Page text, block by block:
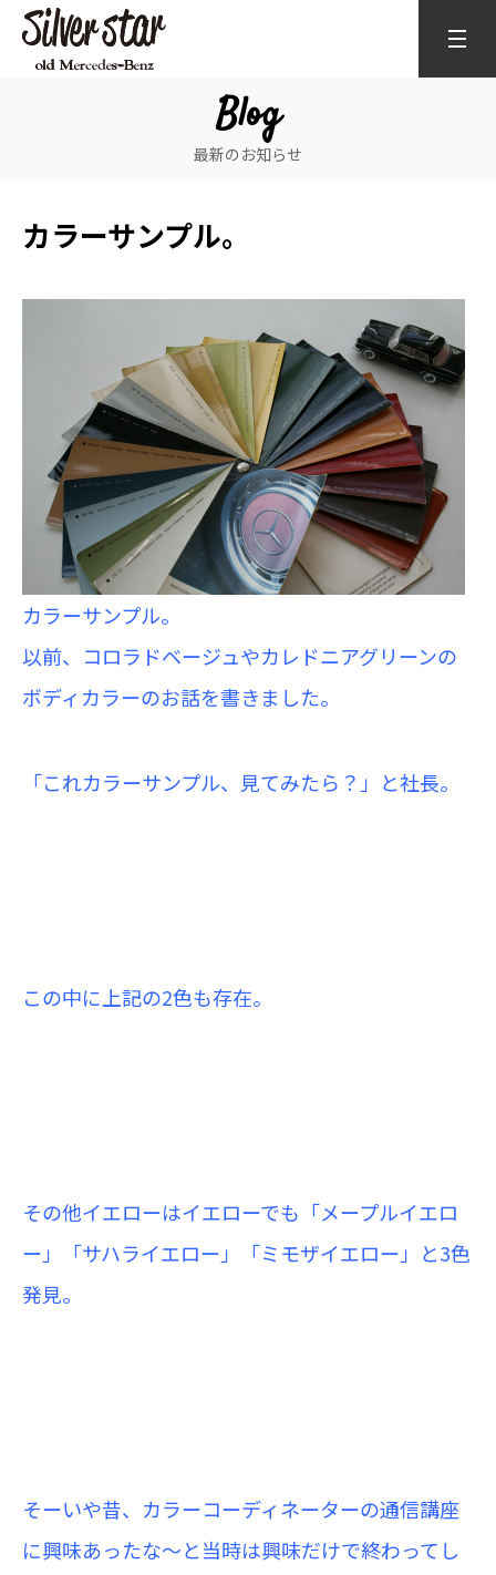
Blog
最新のお知らせ
カラーサンプル。
カラーサンプル。
以前、コロラドベージュやカレドニアグリーンの
ボディカラーのお話を書きました。
「これカラーサンプル、見てみたら？」と社長。
この中に上記の2色も存在。
その他イエローはイエローでも「メープルイエロ
ー」「サハライエロー」「ミモザイエロー」と3色
発見。
そーいや昔、カラーコーディネーターの通信講座
に興味あったな～と当時は興味だけで終わってし